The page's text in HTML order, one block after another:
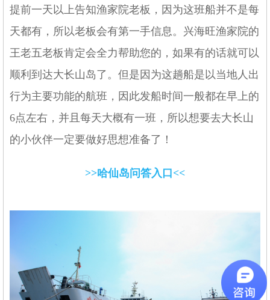
提前一天以上告知渔家院老板，因为这班船并不是每
天都有，所以老板会有第一手信息。兴海旺渔家院的
王老五老板肯定会全力帮助您的，如果有的话就可以
顺利到达大长山岛了。但是因为这趟船是以当地人出
行为主要功能的航班，因此发船时间一般都在早上的
6点左右，并且每天大概有一班，所以想要去大长山
的小伙伴一定要做好思想准备了！
>>哈仙岛问答入口<<